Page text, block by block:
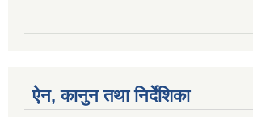
ऐन, कानुन तथा निर्देशिका